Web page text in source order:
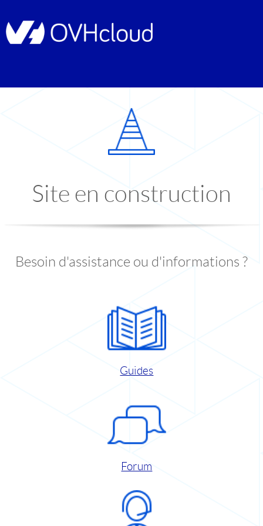
Site en construction
Besoin d'assistance ou d'informations ?
Guides
Forum